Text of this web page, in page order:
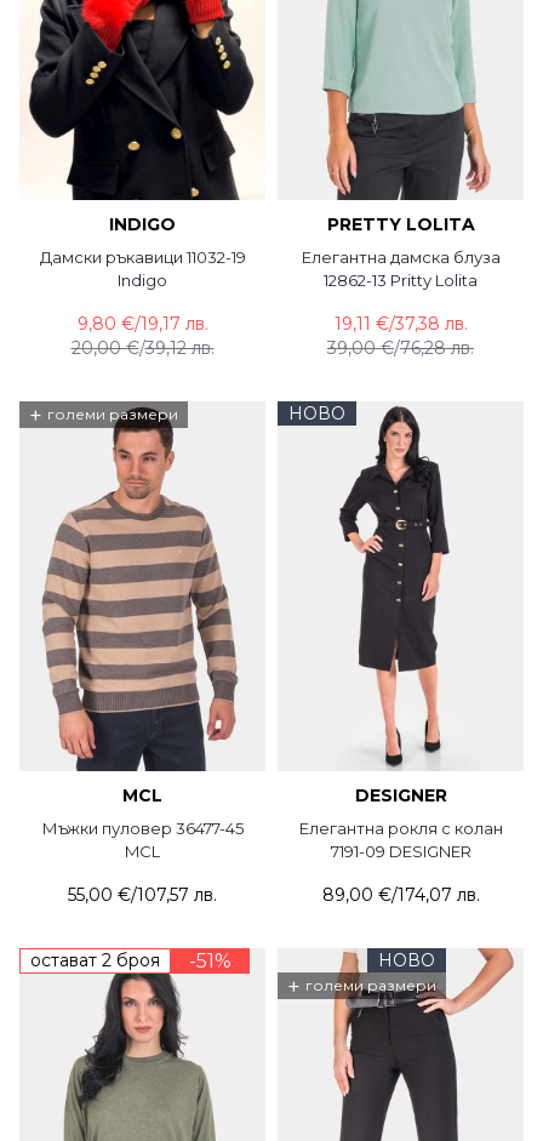
INDIGO
Дамски ръкавици 11032-19
Indigo
20,00 €/39,12 лв.
9,80 €/19,17 лв.
PRETTY LOLITA
Елегантна дамска блуза
12862-13 Pritty Lolita
39,00 €/76,28 лв.
19,11 €/37,38 лв.
+ големи размери
MCL
Мъжки пуловер 36477-45
MCL
55,00 €/107,57 лв.
НОВО
DESIGNER
Елегантна рокля с колан
7191-09 DESIGNER
89,00 €/174,07 лв.
остават 2 броя -51% НОВО
+ големи размери